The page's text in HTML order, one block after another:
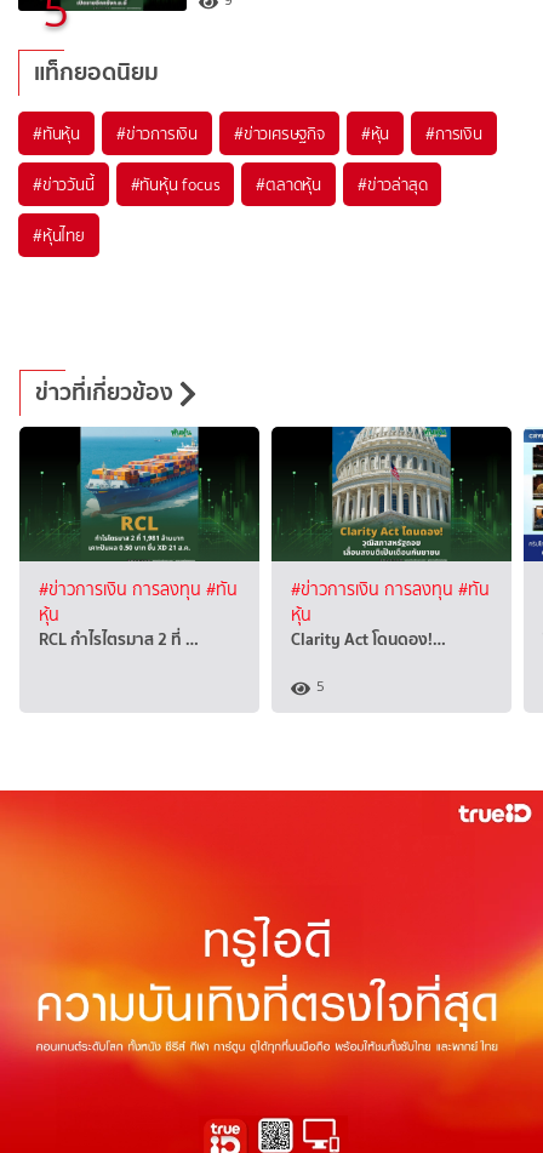
แท็กยอดนิยม
#ทันหุ้น #ข่าวการเงิน #ข่าวเศรษฐกิจ #หุ้น #การเงิน
#ข่าววันนี้ #ทันหุ้น focus #ตลาดหุ้น #ข่าวล่าสุด
#หุ้นไทย
ข่าวที่เกี่ยวข้อง
#ข่าวการเงิน การลงทุน #ทัน
หุ้น
RCL กำไรไตรมาส 2 ที่ …
#ข่าวการเงิน การลงทุน #ทัน
หุ้น
Clarity Act โดนดอง!…
5